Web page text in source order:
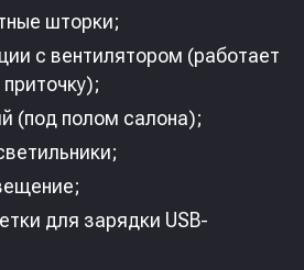
шторки;
с вентилятором (работает
(под полом салона);
для зарядки USB-